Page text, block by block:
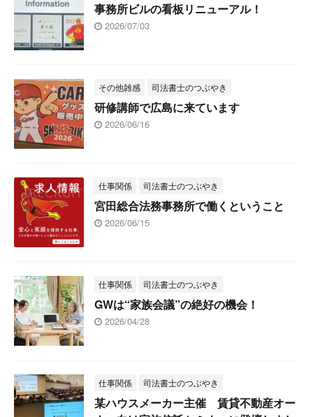
事務所ビルの看板リニューアル！
2026/07/03
その他雑感 司法書士のつぶやき
研修講師で広島に来ています
2026/06/16
仕事関係 司法書士のつぶやき
宮田総合法務事務所で働くということ
2026/06/15
仕事関係 司法書士のつぶやき
GWは“家族会議”の絶好の機会！
2026/04/28
仕事関係 司法書士のつぶやき
某ハウスメーカー主催 賃貸不動産オー